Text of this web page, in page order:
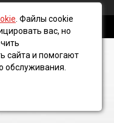
2016 ©
. Файлы cookie
вас, но
сайта и помогают
обслуживания.